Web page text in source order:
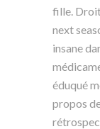
fille.
next
insane
éduqué
propos